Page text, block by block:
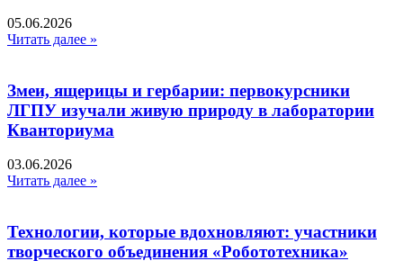
05.06.2026
Читать далее »
Змеи, ящерицы и гербарии: первокурсники
ЛГПУ изучали живую природу в лаборатории
Кванториума
03.06.2026
Читать далее »
Технологии, которые вдохновляют: участники
творческого объединения «Робототехника»